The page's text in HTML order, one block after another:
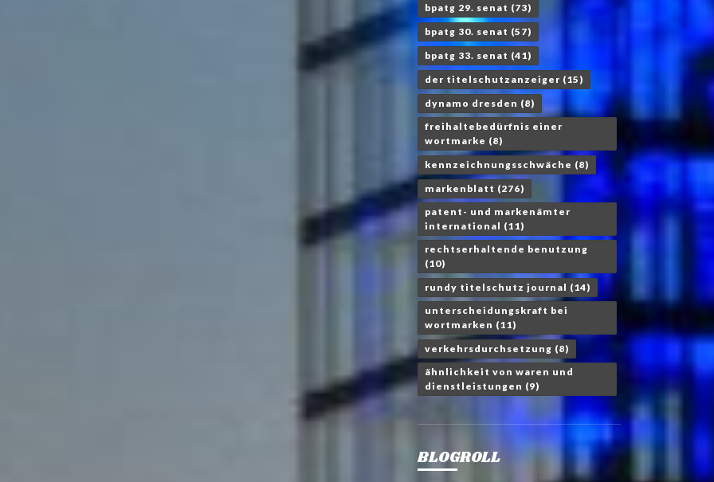
bpatg 29. senat (73)
bpatg 30. senat (57)
bpatg 33. senat (41)
der titelschutzanzeiger (15)
dynamo dresden (8)
freihaltebedürfnis einer
wortmarke (8)
kennzeichnungsschwäche (8)
markenblatt (276)
patent- und markenämter
international (11)
rechtserhaltende benutzung
(10)
rundy titelschutz journal (14)
unterscheidungskraft bei
wortmarken (11)
verkehrsdurchsetzung (8)
ähnlichkeit von waren und
dienstleistungen (9)
BLOGROLL